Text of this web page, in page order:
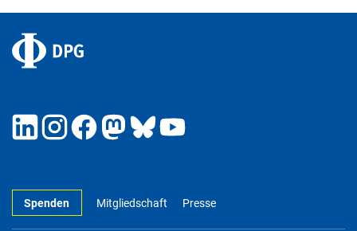
Spenden Mitgliedschaft Presse